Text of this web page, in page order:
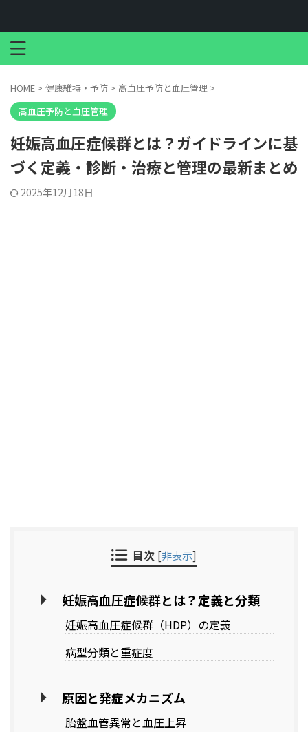
HOME > 健康維持・予防 > 高血圧予防と血圧管理 >
高血圧予防と血圧管理
妊娠高血圧症候群とは？ガイドラインに基
づく定義・診断・治療と管理の最新まとめ
2025年12月18日
目次 [非表示]
妊娠高血圧症候群とは？定義と分類
妊娠高血圧症候群（HDP）の定義
病型分類と重症度
原因と発症メカニズム
胎盤血管異常と血圧上昇